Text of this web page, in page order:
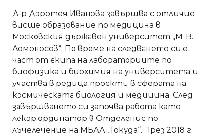
Д-р Доротея Иванова завършва с отличие
висше образование по медицина в
Московския държавен университет „М. В.
Ломоносов“. По време на следването си е
част от eкипа на лабораториите по
биофизика и биохимия на университета и
участва в редица проекти в сферата на
космическата биология и медицина. След
завършването си започва работа като
лекар ординатор в Отделение по
лъчелечение на МБАЛ „Токуда“. През 2018 г.